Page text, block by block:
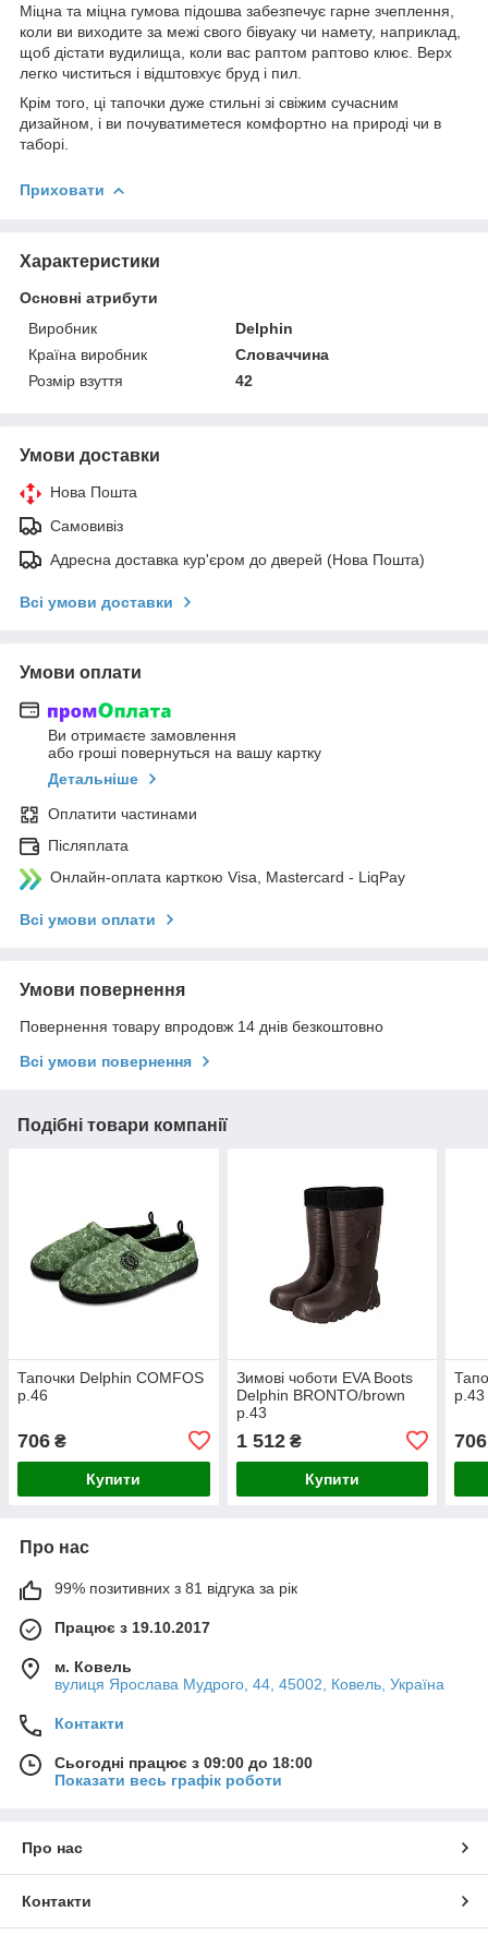
Міцна та міцна гумова підошва забезпечує гарне зчеплення,
коли ви виходите за межі свого бівуаку чи намету, наприклад,
щоб дістати вудилища, коли вас раптом раптово клює. Верх
легко чиститься і відштовхує бруд і пил.
Крім того, ці тапочки дуже стильні зі свіжим сучасним
дизайном, і ви почуватиметеся комфортно на природі чи в
таборі.
Приховати
Характеристики
Основні атрибути
Виробник
Delphin
Країна виробник
Словаччина
Розмір взуття
42
Умови доставки
Нова Пошта
Самовивіз
Адресна доставка кур'єром до дверей (Нова Пошта)
Всі умови доставки
Умови оплати
Ви отримаєте замовлення
або гроші повернуться на вашу картку
Детальніше
Оплатити частинами
Післяплата
Онлайн-оплата карткою Visa, Mastercard - LiqPay
Всі умови оплати
Умови повернення
Повернення товару впродовж 14 днів безкоштовно
Всі умови повернення
Подібні товари компанії
Тапочки Delphin COMFOS
р.46
706 ₴
Купити
Зимові чоботи EVA Boots
Delphin BRONTO/brown
р.43
1 512₴
Купити
р.43
706
Про нас
99% позитивних з 81 відгука за рік
Працює з 19.10.2017
м. Ковель
вулиця Ярослава Мудрого, 44, 45002, Ковель, Україна
Контакти
Сьогодні працює з 09:00 до 18:00
Показати весь графік роботи
Про нас
Контакти